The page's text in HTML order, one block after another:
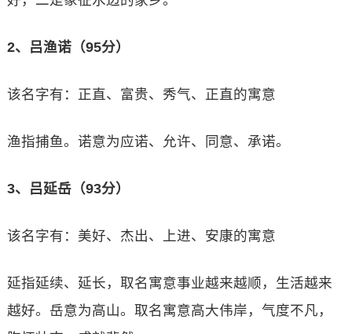
2、吕渔诺（95分）
该名字有：正直、富贵、秀气、正直的寓意
渔指捕鱼。诺意为应诺、允许、同意、承诺。
3、吕延岳（93分）
该名字有：美好、杰出、上进、安康的寓意
延指延续、延长，取名寓意事业越来越顺，生活越来
越好。岳意为高山。取名寓意高大伟岸，气度不凡，